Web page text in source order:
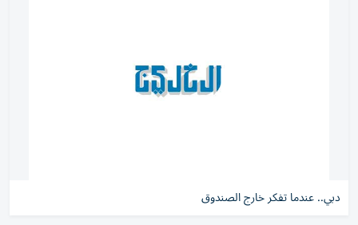
دبي.. عندما تفكر خارج الصندوق